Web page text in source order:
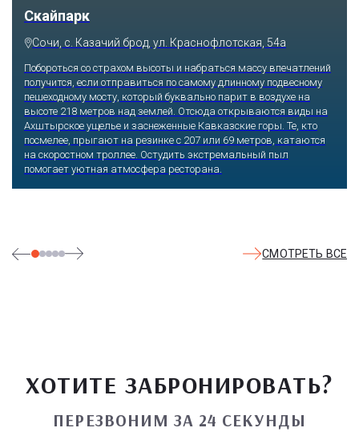
Парк «Ривьера»
Сочи, ул. Егорова, 1/6, микрорайон Центральный
Куда бы ни упал взгляд человека, он обязательно увидит здесь
что-то интересное, достойное занять значительное место в его
памяти и сердце. В парке множество привлекательных
скульптур, он всегда утопает в зелени и цветах. Не сосчитать
детских радостей: горок, каруселей, различных аттракционов.
Здесь комфортно заниматься спортом: есть теннисные корты и
уличные тренажеры.
СМОТРЕТЬ ВСЕ
ХОТИТЕ ЗАБРОНИРОВАТЬ?
ПЕРЕЗВОНИМ ЗА 24 СЕКУНДЫ